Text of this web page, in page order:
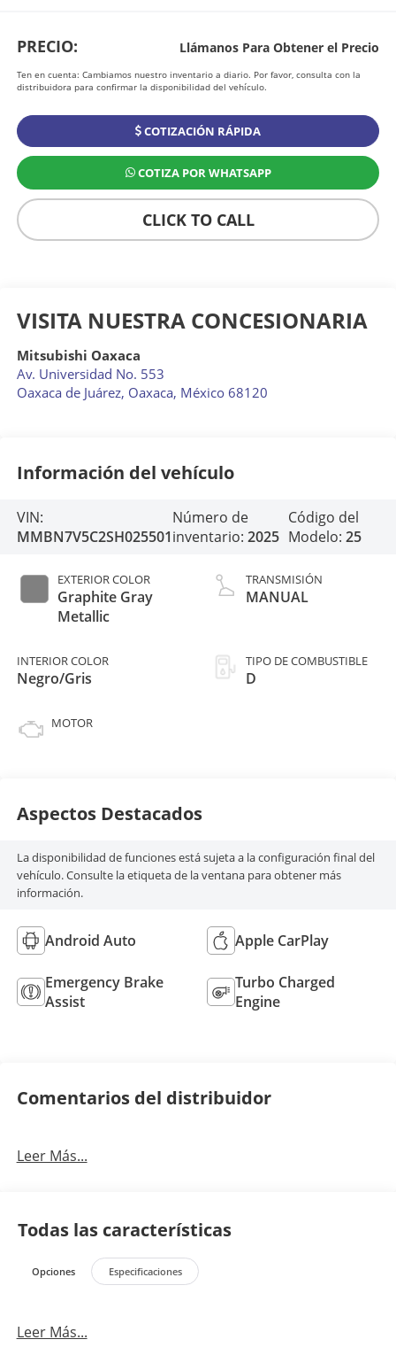
PRECIO: Llámanos Para Obtener el Precio
Ten en cuenta: Cambiamos nuestro inventario a diario. Por favor, consulta con la
distribuidora para confirmar la disponibilidad del vehículo.
COTIZACIÓN RÁPIDA
COTIZA POR WHATSAPP
CLICK TO CALL
VISITA NUESTRA CONCESIONARIA
Mitsubishi Oaxaca
Av. Universidad No. 553
Oaxaca de Juárez, Oaxaca, México 68120
Información del vehículo
VIN:
MMBN7V5C2SH025501
Número de
inventario: 2025
Código del
Modelo: 25
EXTERIOR COLOR
Graphite Gray
Metallic
INTERIOR COLOR
Negro/Gris
MOTOR
TRANSMISIÓN
MANUAL
TIPO DE COMBUSTIBLE
D
Aspectos Destacados
La disponibilidad de funciones está sujeta a la configuración final del
vehículo. Consulte la etiqueta de la ventana para obtener más
información.
Android Auto Apple CarPlay
Emergency Brake
Assist
Turbo Charged
Engine
Comentarios del distribuidor
Leer Más...
Todas las características
Opciones Especificaciones
Leer Más...